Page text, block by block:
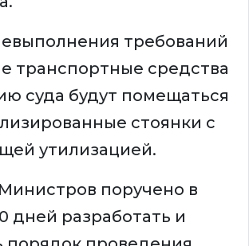
требований
транспортные средства
суда будут помещаться
стоянки с
утилизацией.
поручено в
дней разработать и